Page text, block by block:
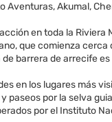
Aventuras, Akumal,
en toda la
que comienza
de barrera de arrecife
en los lugares más
paseos por la selva
por el Instituto